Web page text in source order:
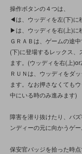
操作ボタンの４つは、
◀は、ウッディを左(下)に
▶は、ウッディを右(上)に
ＧＲＡＢは、ゲームの途
(下)に登場するレックス、
ます。(ウッディを右(上
ＲＵＮは、ウッディをダ
ます。なお押さなくても
中にいる時のみ進みます)
障害を潜り抜けたり、バ
ンディーの元に向かうゲー
保安官バッジを拾った時